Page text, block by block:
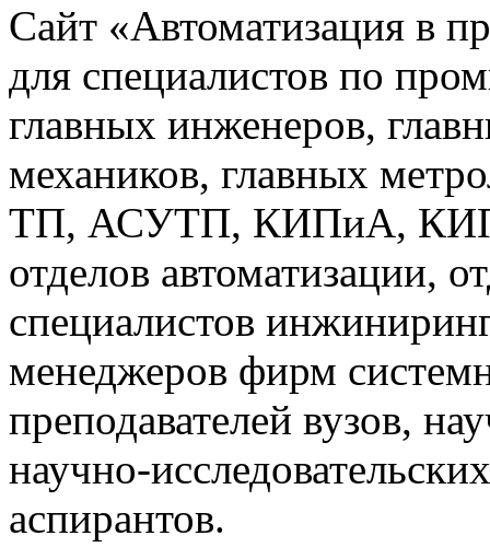
Сайт «Автоматизация в
для специалистов по
главных инженеров,
механиков, главных
ТП, АСУТП, КИПиА, КИП
отделов автоматизации,
специалистов
менеджеров фирм
преподавателей вузов,
научно-
аспирантов.